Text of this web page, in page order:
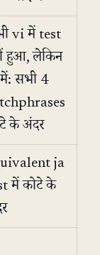
vi में test
हुआ, लेकिन
सभी 4
के अंदर
ja
में कोटे के